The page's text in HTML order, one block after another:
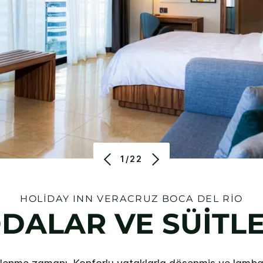
1/22
HOLIDAY INN VERACRUZ BOCA DEL RIO
VE